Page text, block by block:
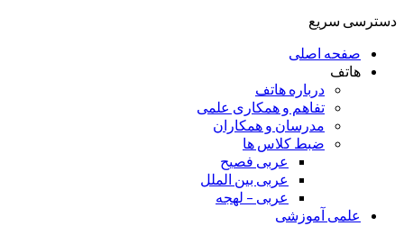
دسترسی سریع
صفحه اصلی
هاتف
درباره هاتف
تفاهم و همکاری علمی
مدرسان و همکاران
ضبط کلاس ها
عربی فصیح
عربی بین الملل
عربی – لهجه
علمی آموزشی